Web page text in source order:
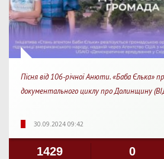
Пісня від 106-річної Анюти. «Баба Єлька»
документального циклу про Долинщину
30.09.2024 09:42
1429 0